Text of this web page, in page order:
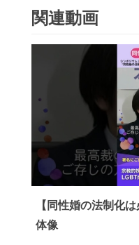
関連動画
【同性婚の法制化
体像